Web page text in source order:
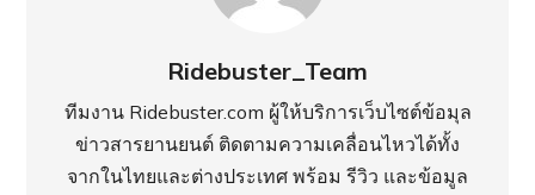
Ridebuster_Team
ทีมงาน Ridebuster.com ผู้ให้บริการเว็บไซต์ข้อมุล
ข่าวสารยานยนต์ ติดตามความเคลื่อนไหวได้ทั้ง
จากในไทยและต่างประเทศ พร้อม รีวิว และข้อมูล